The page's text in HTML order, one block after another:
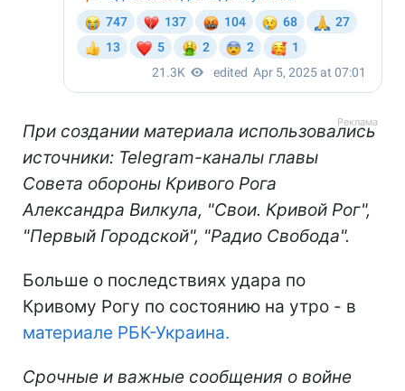
При создании материала использовались
источники: Telegram-каналы главы
Совета обороны Кривого Рога
Александра Вилкула, "Свои. Кривой Рог",
"Первый Городской", "Радио Свобода".
Больше о последствиях удара по
Кривому Рогу по состоянию на утро - в
материале РБК-Украина.
Срочные и важные сообщения о войне